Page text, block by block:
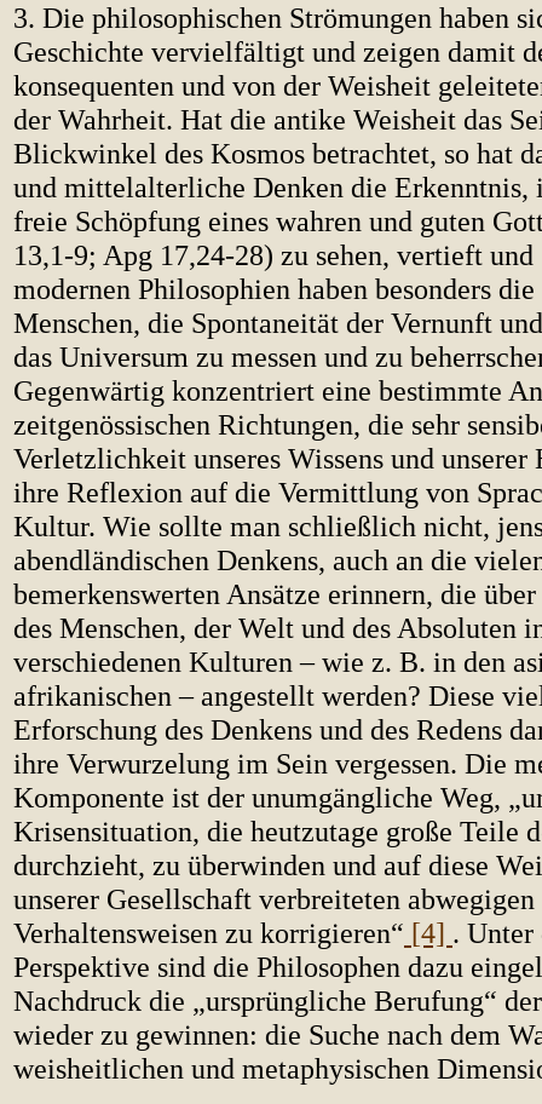
3. Die philosophischen Strömungen haben
Geschichte vervielfältigt und zeigen damit
konsequenten und von der Weisheit
der Wahrheit. Hat die antike Weisheit das
Blickwinkel des Kosmos betrachtet, so hat
und mittelalterliche Denken die Erkenntnis,
freie Schöpfung eines wahren und guten
13,1-9; Apg 17,24-28) zu sehen, vertieft
modernen Philosophien haben besonders
Menschen, die Spontaneität der Vernunft
das Universum zu messen und zu
Gegenwärtig konzentriert eine bestimmte
zeitgenössischen Richtungen, die sehr
Verletzlichkeit unseres Wissens und unserer
ihre Reflexion auf die Vermittlung von
Kultur. Wie sollte man schließlich nicht,
abendländischen Denkens, auch an die
bemerkenswerten Ansätze erinnern, die über
des Menschen, der Welt und des Absoluten
verschiedenen Kulturen – wie z. B. in den
afrikanischen – angestellt werden? Diese
Erforschung des Denkens und des Redens
ihre Verwurzelung im Sein vergessen. Die
Komponente ist der unumgängliche Weg,
Krisensituation, die heutzutage große Teile
durchzieht, zu überwinden und auf diese
unserer Gesellschaft verbreiteten abwegigen
Verhaltensweisen zu korrigieren“ [4] . Unter
Perspektive sind die Philosophen dazu
Nachdruck die „ursprüngliche Berufung“
wieder zu gewinnen: die Suche nach dem
weisheitlichen und metaphysischen